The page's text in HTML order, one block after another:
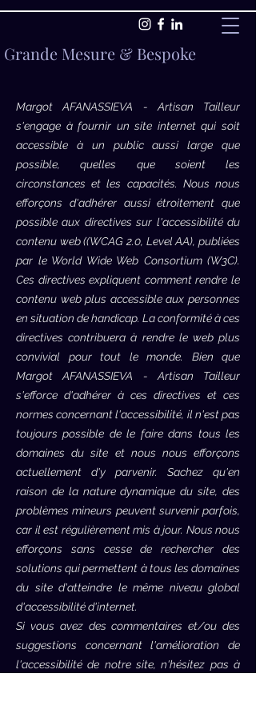
Grande Mesure & Bespoke
Margot AFANASSIEVA - Artisan Tailleur
s'engage à fournir un site internet qui soit
accessible à un public aussi large que
possible, quelles que soient les
circonstances et les capacités. Nous nous
efforçons d'adhérer aussi étroitement que
possible aux directives sur l'accessibilité du
contenu web ((WCAG 2.0, Level AA), publiées
par le World Wide Web Consortium (W3C).
Ces directives expliquent comment rendre le
contenu web plus accessible aux personnes
en situation de handicap. La conformité à ces
directives contribuera à rendre le web plus
convivial pour tout le monde. Bien que
Margot AFANASSIEVA - Artisan Tailleur
s'efforce d'adhérer à ces directives et ces
normes concernant l'accessibilité, il n'est pas
toujours possible de le faire dans tous les
domaines du site et nous nous efforçons
actuellement d'y parvenir. Sachez qu'en
raison de la nature dynamique du site, des
problèmes mineurs peuvent survenir parfois,
car il est régulièrement mis à jour. Nous nous
efforçons sans cesse de rechercher des
solutions qui permettent à tous les domaines
du site d'atteindre le même niveau global
d'accessibilité d'internet.
Si vous avez des commentaires et/ou des
suggestions concernant l'amélioration de
l'accessibilité de notre site, n'hésitez pas à